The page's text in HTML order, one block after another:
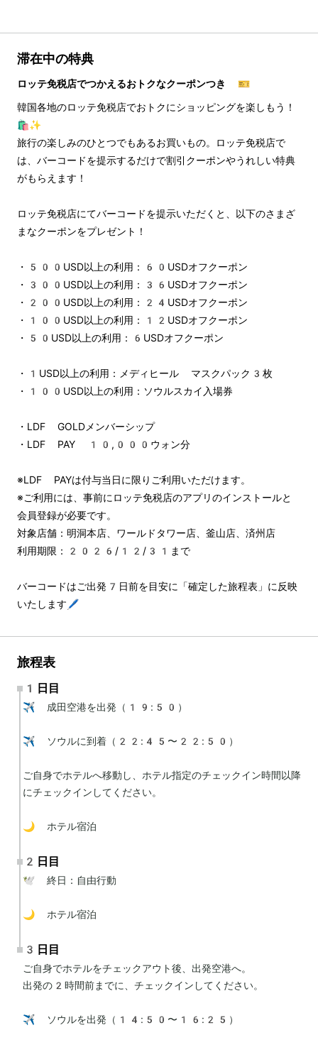
滞在中の特典
ロッテ免税店でつかえるおトクなクーポンつき 🎫
韓国各地のロッテ免税店でおトクにショッピングを楽しもう！
🛍️✨
旅行の楽しみのひとつでもあるお買いもの。ロッテ免税店で
は、バーコードを提示するだけで割引クーポンやうれしい特典
がもらえます！
ロッテ免税店にてバーコードを提示いただくと、以下のさまざ
まなクーポンをプレゼント！
・500USD以上の利用：60USDオフクーポン
・300USD以上の利用：36USDオフクーポン
・200USD以上の利用：24USDオフクーポン
・100USD以上の利用：12USDオフクーポン
・50USD以上の利用：6USDオフクーポン
・1USD以上の利用：メディヒール マスクパック3枚
・100USD以上の利用：ソウルスカイ入場券
・LDF GOLDメンバーシップ
・LDF PAY 10,000ウォン分
※LDF PAYは付与当日に限りご利用いただけます。
※ご利用には、事前にロッテ免税店のアプリのインストールと
会員登録が必要です。
対象店舗：明洞本店、ワールドタワー店、釜山店、済州店
利用期限：2026/12/31まで
バーコードはご出発7日前を目安に「確定した旅程表」に反映
いたします🖊️
旅程表
1日目
✈️ 成田空港を出発（19:50）
✈️ ソウルに到着（22:45〜22:50）
ご自身でホテルへ移動し、ホテル指定のチェックイン時間以降
にチェックインしてください。
🌙 ホテル宿泊
2日目
🕊 終日：自由行動
🌙 ホテル宿泊
3日目
ご自身でホテルをチェックアウト後、出発空港へ。
出発の2時間前までに、チェックインしてください。
✈️ ソウルを出発（14:50〜16:25）